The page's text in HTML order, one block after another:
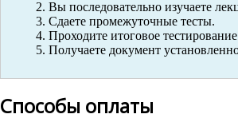
Вы последовательно изучаете
Сдаете промежуточные тесты.
Проходите итоговое
Получаете документ
Способы оплаты